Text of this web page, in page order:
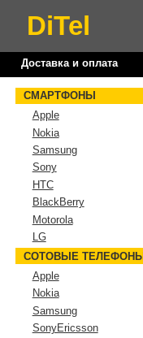
DiTel
Доставка и оплата
СМАРТФОНЫ
Apple
Nokia
Samsung
Sony
HTC
BlackBerry
Motorola
LG
СОТОВЫЕ ТЕЛЕФОНЫ
Apple
Nokia
Samsung
SonyEricsson